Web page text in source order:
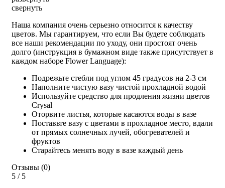
свернуть
Наша компания очень серьезно относится к качеству
цветов. Мы гарантируем, что если Вы будете соблюдать
все наши рекомендации по уходу, они простоят очень
долго (инструкция в бумажном виде также присутствует в
каждом наборе Flower Language):
Подрежьте стебли под углом 45 градусов на 2-3 см
Наполните чистую вазу чистой прохладной водой
Используйте средство для продления жизни цветов
Crysal
Оторвите листья, которые касаются воды в вазе
Поставьте вазу с цветами в прохладное место, вдали
от прямых солнечных лучей, обогревателей и
фруктов
Старайтесь менять воду в вазе каждый день
Отзывы (0)
5 / 5